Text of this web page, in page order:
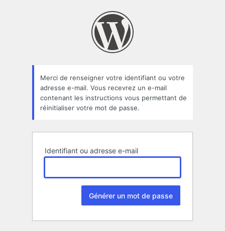
oublié
Merci de renseigner votre identifiant ou votre
adresse e-mail. Vous recevrez un e-mail
contenant les instructions vous permettant de
réinitialiser votre mot de passe.
Identifiant ou adresse e-mail